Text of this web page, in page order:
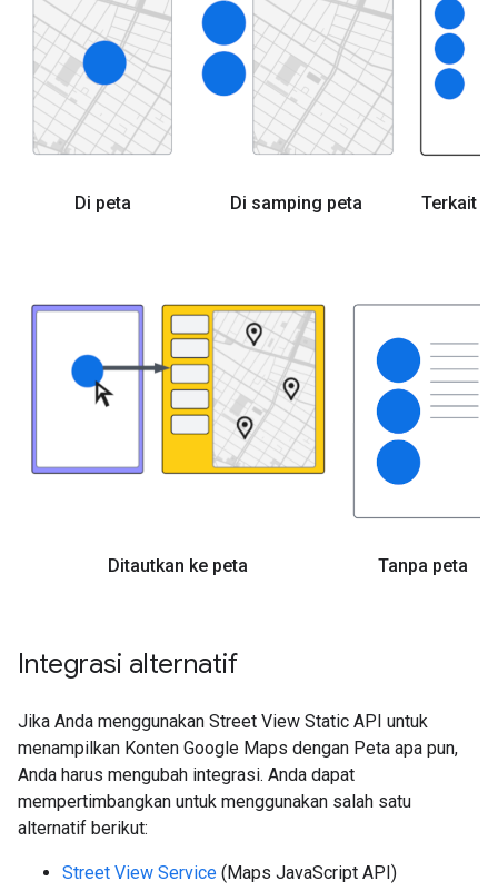
Di peta Di samping peta Terkait
Ditautkan ke peta Tanpa peta
Integrasi alternatif
Jika Anda menggunakan Street View Static API untuk
menampilkan Konten Google Maps dengan Peta apa pun,
Anda harus mengubah integrasi. Anda dapat
mempertimbangkan untuk menggunakan salah satu
alternatif berikut:
Street View Service (Maps JavaScript API)